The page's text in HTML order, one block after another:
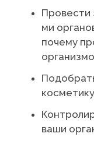
Провести
ми
почему
ваши